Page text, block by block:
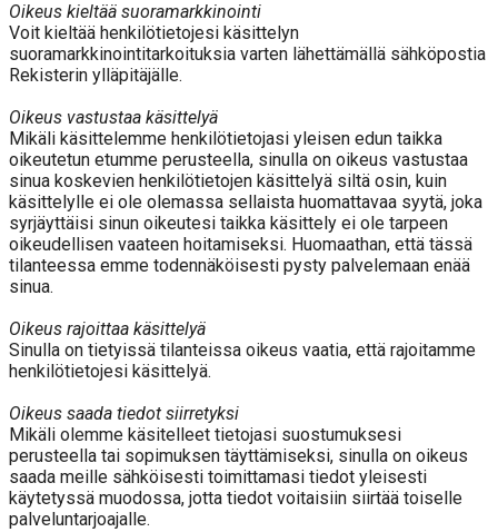
Oikeus kieltää suoramarkkinointi
Voit kieltää henkilötietojesi käsittelyn
suoramarkkinointitarkoituksia varten lähettämällä sähköpostia
Rekisterin ylläpitäjälle.
Oikeus vastustaa käsittelyä
Mikäli käsittelemme henkilötietojasi yleisen edun taikka
oikeutetun etumme perusteella, sinulla on oikeus vastustaa
sinua koskevien henkilötietojen käsittelyä siltä osin, kuin
käsittelylle ei ole olemassa sellaista huomattavaa syytä, joka
syrjäyttäisi sinun oikeutesi taikka käsittely ei ole tarpeen
oikeudellisen vaateen hoitamiseksi. Huomaathan, että tässä
tilanteessa emme todennäköisesti pysty palvelemaan enää
sinua.
Oikeus rajoittaa käsittelyä
Sinulla on tietyissä tilanteissa oikeus vaatia, että rajoitamme
henkilötietojesi käsittelyä.
Oikeus saada tiedot siirretyksi
Mikäli olemme käsitelleet tietojasi suostumuksesi
perusteella tai sopimuksen täyttämiseksi, sinulla on oikeus
saada meille sähköisesti toimittamasi tiedot yleisesti
käytetyssä muodossa, jotta tiedot voitaisiin siirtää toiselle
palveluntarjoajalle.